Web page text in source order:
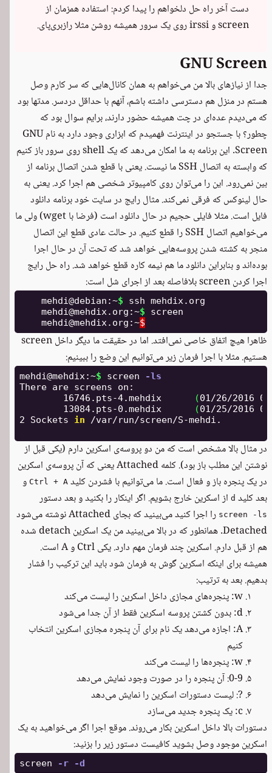
دست آخر راه حل دلخواهم را پیدا کردم: استفاده همزمان از
screen و irssi روی یک سرور همیشه روشن مثلا رازبری‌پای.
GNU Screen
جدا از نیازهای بالا من می‌خواهم به همان کانال‌هایی که سر کارم وصل
هستم در منزل هم دسترسی داشته باشم، آنهم با حداقل دردسر. مدتها بود
که می‌دیدم عده‌ای در چت همیشه حضور دارند، برایم سوال بود که
چطور؟ با جستجو در اینترنت فهمیدم که ابزاری وجود دارد به نام GNU
Screen. این برنامه به ما امکان می‌دهد که یک shell روی سرور باز کنیم
که وابسته به اتصال SSH ما نیست. یعنی با قطع شدن اتصال برنامه از
بین نمی‌رود. این را می‌توان روی کامپیوتر شخصی هم اجرا کرد. یعنی به
حال لینوکس که فرقی نمی‌کند. مثال رایج در سایت خود برنامه دانلود
فایل است. مثلا فایلی حجیم در حال دانلود است (فرضا با wget) ولی ما
می‌خواهیم اتصال SSH را قطع کنیم. در حالت عادی قطع این اتصال
منجر به کشته شدن پروسه‌هایی خواهد شد که تحت آن در حال اجرا
بوده‌اند و بنابراین دانلود ما هم نیمه‌ کاره قطع خواهد شد. راه حل رایج
اجرا کردن screen بلافاصله بعد از اجرای شل است:
    mehdi@debian:~
$ ssh mehdix.org
    mehdi@mehdix.org:~
$ screen
    mehdi@mehdix.org:~
$
ظاهرا هیچ اتفاق خاصی نمی‌افتد. اما در حقیقت ما دیگر داخل screen
هستیم. مثلا با اجرا فرمان زیر می‌توانیم این وضع را ببینیم:
mehdi@mehdix:~$ screen
-ls
There are screens on:
        16746.pts-4.mehdix
(01/26/2016
        13084.pts-0.mehdix
(01/25/2016
2 Sockets in /var/run/screen/S-mehdi.
در مثال بالا مشخص است که من دو پروسه‌ی اسکرین دارم (یکی قبل از
نوشتن این مطلب باز بود). کلمه Attached یعنی که آن پروسه‌ی اسکرین
در یک پنجره باز و فعال است. ما می‌توانیم با فشردن کلید Ctrl + A و
بعد کلید d از اسکرین خارج بشویم. اگر اینکار را بکنید و بعد دستور
screen -ls
را اجرا کنید می‌بینید که بجای Attached نوشته می‌شود
Detached. همانطور که در بالا می‌بینید من یک اسکرین detach شده
هم از قبل دارم. اسکرین چند فرمان مهم دارد. یکی Ctrl و A است.
همیشه برای اینکه اسکرین گوش به فرمان شود باید این ترکیب را فشار
بدهیم. بعد به ترتیب:
w: پنجره‌‌های مجازی داخل اسکرین را لیست می‌کند
d: بدون کشتن پروسه اسکرین فقط از آن جدا می‌شود
A: اجازه می‌دهد یک نام برای آن پنجره مجازی اسکرین انتخاب
کنیم
w: پنجره‌ها را لیست می‌کند
0-9: آن پنجره را در صورت وجود نمایش می‌دهد
?: لیست دستورات اسکرین را نمایش می‌دهد
c: یک پنجره جدید می‌سازد
دستورات بالا داخل اسکرین بکار می‌روند. موقع اجرا اگر می‌خواهید به یک
اسکرین موجود وصل بشوید کافیست دستور زیر را بزنید:
screen -r -d